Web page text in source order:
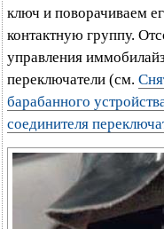
ключ и поворачиваем
контактную группу.
управления
переключатели (см.
барабанного
соединителя